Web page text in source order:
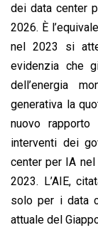
dei data center
2026. È
nel 2023 si
evidenzia che
dell’energia
generativa la
nuovo
interventi dei
center per IA
2023. L’AIE,
solo per i data
attuale del